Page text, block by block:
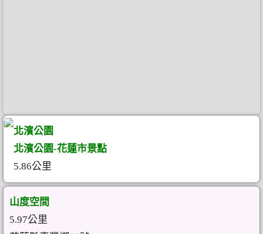
北濱公園
北濱公園-花蓮市景點
5.86公里
山度空間
5.97公里